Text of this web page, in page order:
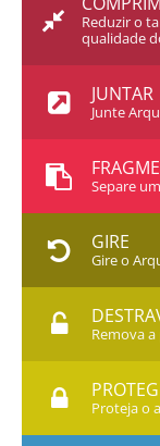
Reduzir o
qualidade
JUNTAR
Junte
Separe
GIRE
Gire o
Remova
Proteja o